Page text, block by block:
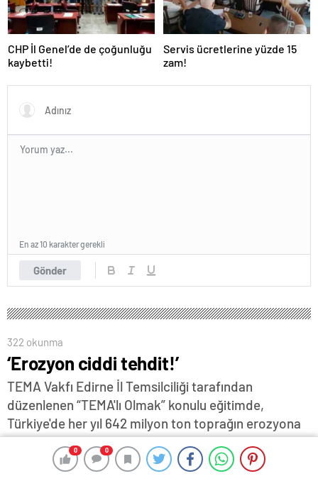
0 0
CHP İl Genel’de de çoğunluğu
kaybetti!
Servis ücretlerine yüzde 15
zam!
Gönder
En az 10 karakter gerekli
322 okunma
‘Erozyon ciddi tehdit!’
TEMA Vakfı Edirne İl Temsilciliği tarafından
düzenlenen “TEMA'lı Olmak” konulu eğitimde,
Türkiye'de her yıl 642 milyon ton toprağın erozyona
uğradığı, bu kaybın yüzde 92'sinin tarım ve mera
alanlarında gerçekleştiğine dikkat çekilerek, “Ülke
0 0